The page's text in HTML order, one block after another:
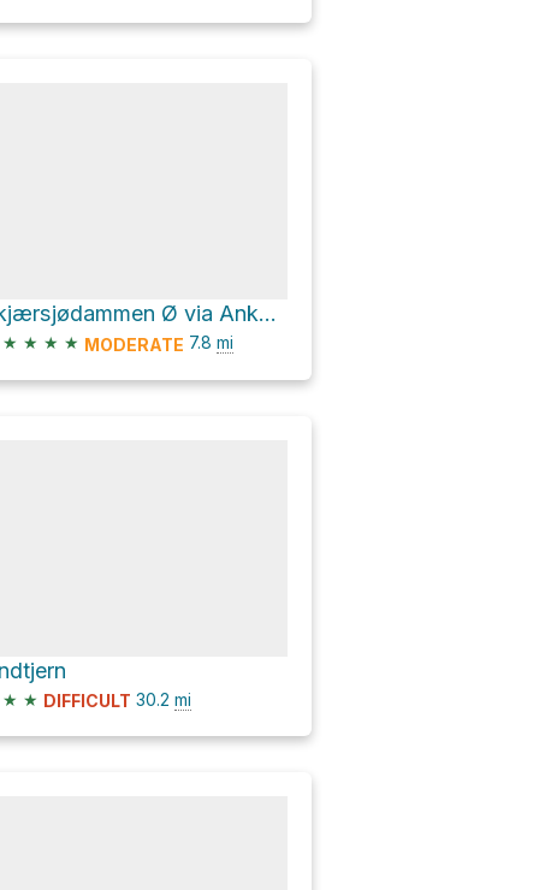
Skjærsjødammen Ø via Ankerveien
★ ★ ★ ★ MODERATE 7.8 mi
★ ★ DIFFICULT 30.2 mi